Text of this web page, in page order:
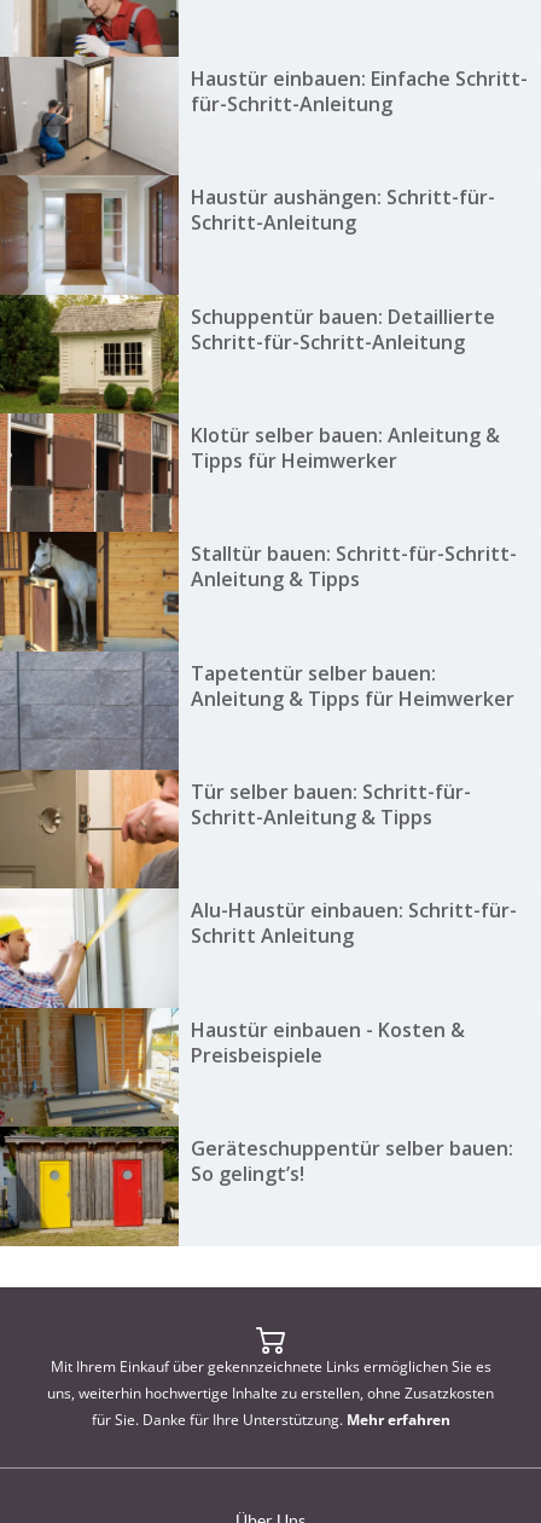
Haustür einbauen: Einfache Schritt-
für-Schritt-Anleitung
Haustür aushängen: Schritt-für-
Schritt-Anleitung
Schuppentür bauen: Detaillierte
Schritt-für-Schritt-Anleitung
Klotür selber bauen: Anleitung &
Tipps für Heimwerker
Stalltür bauen: Schritt-für-Schritt-
Anleitung & Tipps
Tapetentür selber bauen:
Anleitung & Tipps für Heimwerker
Tür selber bauen: Schritt-für-
Schritt-Anleitung & Tipps
Alu-Haustür einbauen: Schritt-für-
Schritt Anleitung
Haustür einbauen - Kosten &
Preisbeispiele
Geräteschuppentür selber bauen:
So gelingt’s!
Mit Ihrem Einkauf über gekennzeichnete Links ermöglichen Sie es
uns, weiterhin hochwertige Inhalte zu erstellen, ohne Zusatzkosten
für Sie. Danke für Ihre Unterstützung. Mehr erfahren